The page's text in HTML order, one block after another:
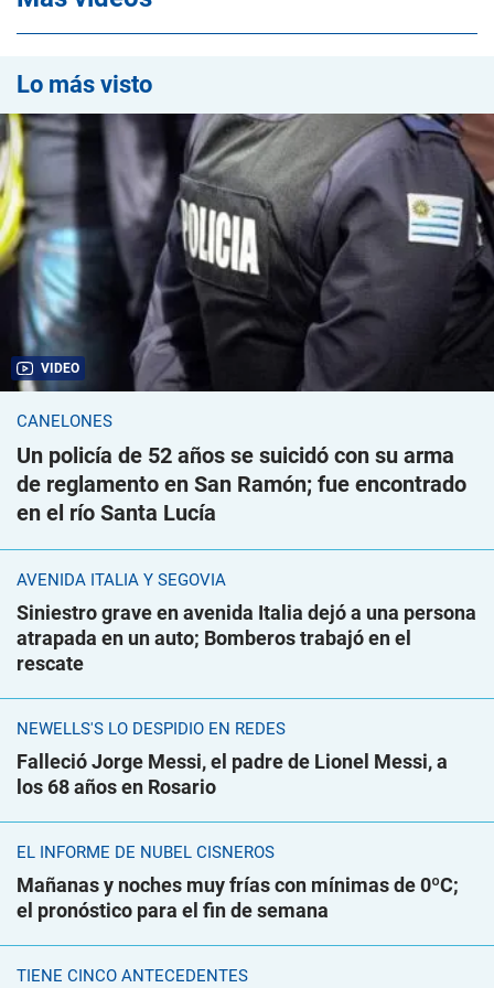
Lo más visto
VIDEO
CANELONES
Un policía de 52 años se suicidó con su arma
de reglamento en San Ramón; fue encontrado
en el río Santa Lucía
AVENIDA ITALIA Y SEGOVIA
Siniestro grave en avenida Italia dejó a una persona
atrapada en un auto; Bomberos trabajó en el
rescate
NEWELLS'S LO DESPIDIÓ EN REDES
Falleció Jorge Messi, el padre de Lionel Messi, a
los 68 años en Rosario
EL INFORME DE NUBEL CISNEROS
Mañanas y noches muy frías con mínimas de 0ºC;
el pronóstico para el fin de semana
TIENE CINCO ANTECEDENTES